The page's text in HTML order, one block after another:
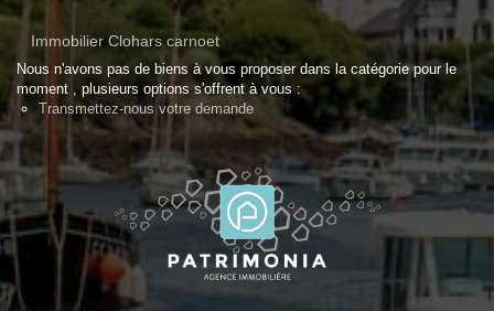
Immobilier Clohars carnoet
Nous n'avons pas de biens à vous proposer dans la catégorie pour le
moment , plusieurs options s'offrent à vous :
Transmettez-nous votre demande